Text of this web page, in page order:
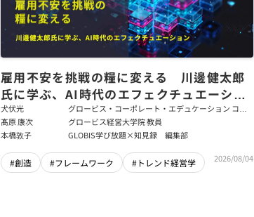
雇用不安を挑戦の糧に変える 川邊健太郎
氏に学ぶ、AI時代のエフェクチュエーショ
ン
犬伏光
グロービス・コーポレート・エデュケーション コー
ポレート・ソリューション・チーム コンサルタント
髙原 康次
グロービス経営大学院 教員
本橋敦子
GLOBIS学び放題×知見録 編集部
#創造 #フレームワーク #トレンド経営学 2026/08/04